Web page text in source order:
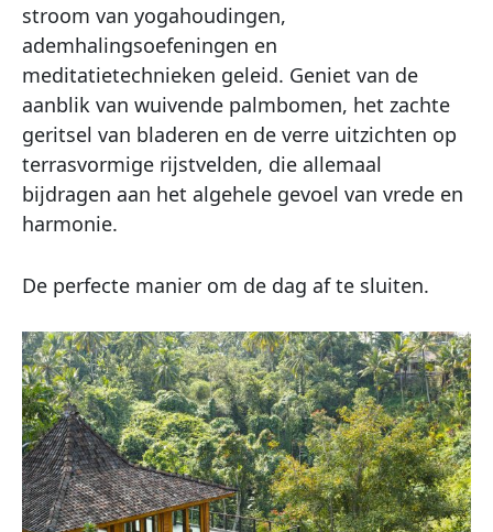
stroom van yogahoudingen,
ademhalingsoefeningen en
meditatietechnieken geleid. Geniet van de
aanblik van wuivende palmbomen, het zachte
geritsel van bladeren en de verre uitzichten op
terrasvormige rijstvelden, die allemaal
bijdragen aan het algehele gevoel van vrede en
harmonie.
De perfecte manier om de dag af te sluiten.